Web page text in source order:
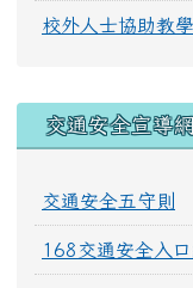
校外人士協助教
交通安全宣導
交通安全五守則
168交通安全入口